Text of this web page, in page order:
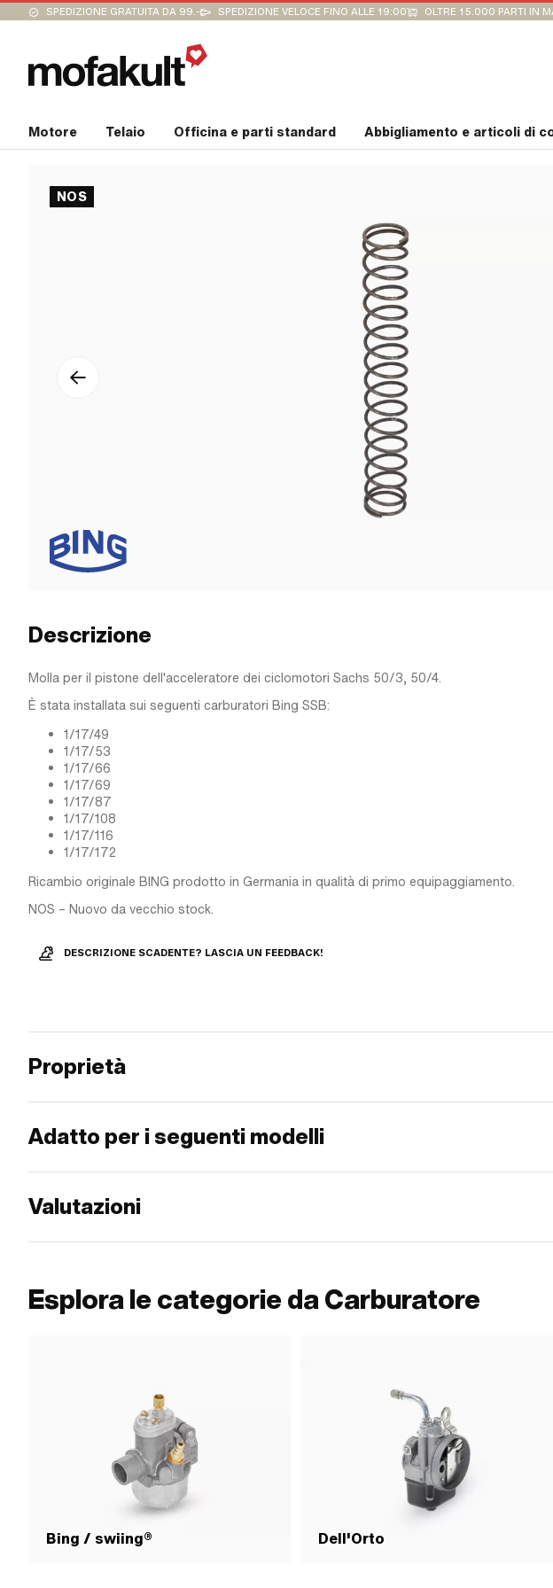
SPEDIZIONE GRATUITA DA 99.- SPEDIZIONE VELOCE FINO ALLE 19:00 OLTRE 15.000 PARTI IN
Motore Telaio Officina e parti standard Abbigliamento e articoli di
NOS
Descrizione
Molla per il pistone dell'acceleratore dei ciclomotori Sachs 50/3, 50/4.
È stata installata sui seguenti carburatori Bing SSB:
1/17/49
1/17/53
1/17/66
1/17/69
1/17/87
1/17/108
1/17/116
1/17/172
Ricambio originale BING prodotto in Germania in qualità di primo equipaggiamento.
NOS – Nuovo da vecchio stock.
DESCRIZIONE SCADENTE? LASCIA UN FEEDBACK!
Proprietà
Adatto per i seguenti modelli
Valutazioni
Esplora le categorie da Carburatore
Bing / swiing® Dell'Orto